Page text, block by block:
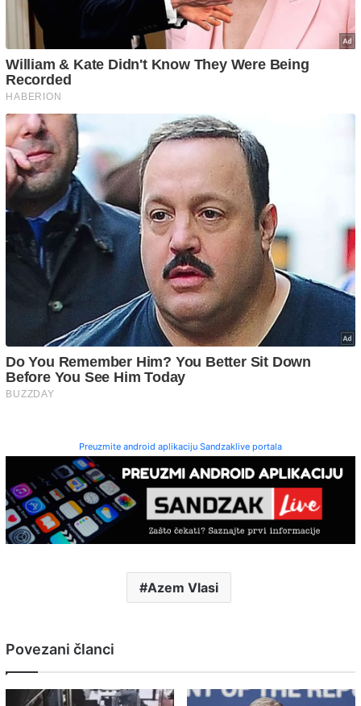
Preuzmite android aplikaciju Sandzaklive portala
Azem Vlasi
Povezani članci